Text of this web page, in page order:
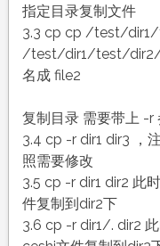
指定目录复制文件
3.3 cp cp /test/
/test/dir1/test/dir2/
名成 file2
复制目录 需要带上 -r
3.4 cp -r dir1 dir3 ，
照需要修改
3.5 cp -r dir1 dir2 此
件复制到dir2下
3.6 cp -r dir1/. dir2